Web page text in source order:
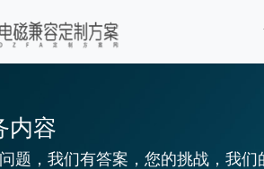
内容
题，我们有答案，您的挑战，我